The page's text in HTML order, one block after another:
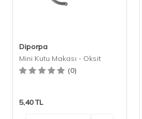
Diporpa
Mini Kutu Makası - Oksit
(0)
5,40TL